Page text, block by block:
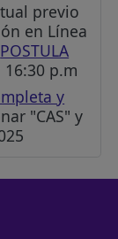
previo
en Línea
POSTULA
p.m
y
"CAS" y